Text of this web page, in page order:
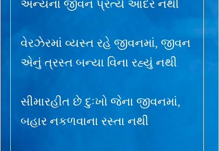
અન્યના જીવન પ્રત્યે આદર નથી
વેરઝેરમાં વ્યસ્ત રહે જીવનમાં, જીવન
એનું ત્રસ્ત બન્યા વિના રહ્યું નથી
સીમારહીત છે દુઃખો જેના જીવનમાં,
બહાર નકળવાના રસ્તા નથી